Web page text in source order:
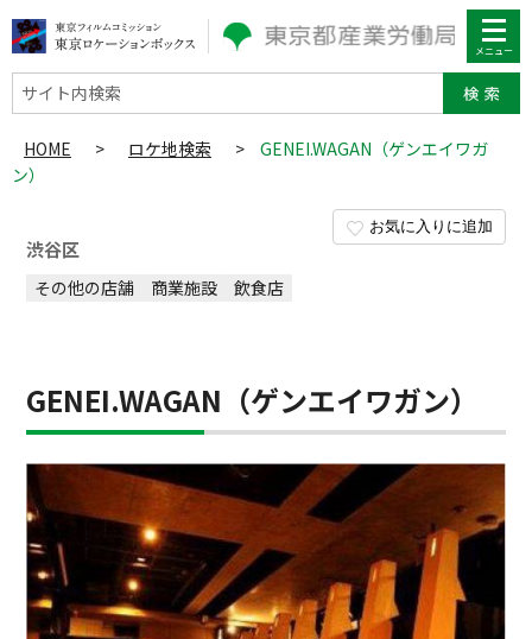
サイト内検索
HOME > ロケ地検索 >
GENEI.WAGAN（ゲンエイワガ
ン）
お気に入りに追加
渋谷区
その他の店舗 商業施設 飲食店
GENEI.WAGAN（ゲンエイワガン）